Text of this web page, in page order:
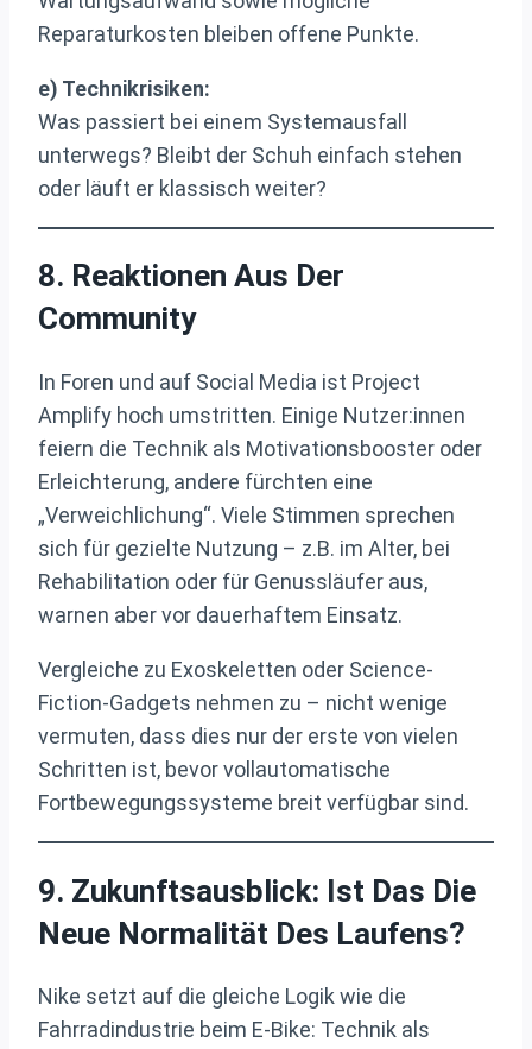
Reparaturkosten bleiben offene Punkte.
e) Technikrisiken:
Was passiert bei einem Systemausfall
unterwegs? Bleibt der Schuh einfach stehen
oder läuft er klassisch weiter?
8. Reaktionen Aus Der
Community
In Foren und auf Social Media ist Project
Amplify hoch umstritten. Einige Nutzer:innen
feiern die Technik als Motivationsbooster oder
Erleichterung, andere fürchten eine
„Verweichlichung“. Viele Stimmen sprechen
sich für gezielte Nutzung – z.B. im Alter, bei
Rehabilitation oder für Genussläufer aus,
warnen aber vor dauerhaftem Einsatz.
Vergleiche zu Exoskeletten oder Science-
Fiction-Gadgets nehmen zu – nicht wenige
vermuten, dass dies nur der erste von vielen
Schritten ist, bevor vollautomatische
Fortbewegungssysteme breit verfügbar sind.
9. Zukunftsausblick: Ist Das Die
Neue Normalität Des Laufens?
Nike setzt auf die gleiche Logik wie die
Fahrradindustrie beim E-Bike: Technik als